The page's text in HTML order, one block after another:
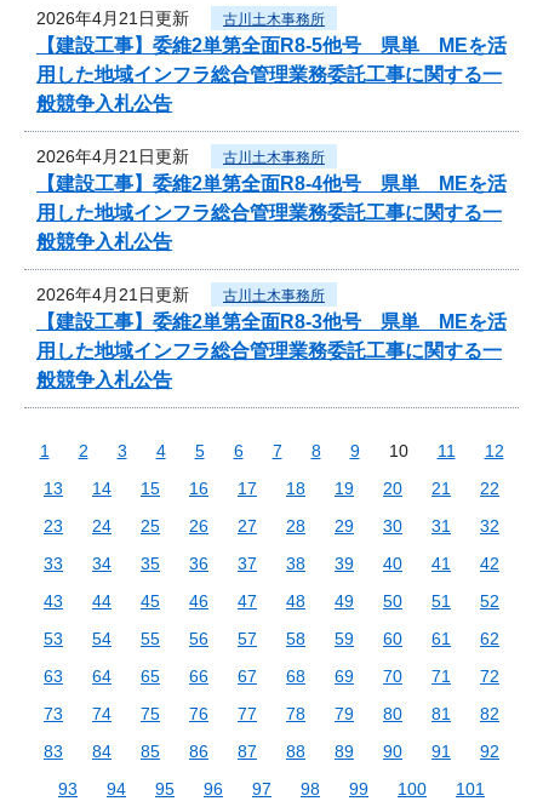
2026年4月21日更新 古川土木事務所
【建設工事】委維2単第全面R8-5他号 県単 MEを活
用した地域インフラ総合管理業務委託工事に関する一
般競争入札公告
2026年4月21日更新 古川土木事務所
【建設工事】委維2単第全面R8-4他号 県単 MEを活
用した地域インフラ総合管理業務委託工事に関する一
般競争入札公告
2026年4月21日更新 古川土木事務所
【建設工事】委維2単第全面R8-3他号 県単 MEを活
用した地域インフラ総合管理業務委託工事に関する一
般競争入札公告
1 2 3 4 5 6 7 8 9 10 11
12
13
14 15 16 17 18 19 20 21
22
23
24 25 26 27 28 29 30 31
32
33
34 35 36 37 38 39 40 41
42
43
44 45 46 47 48 49 50 51
52
53
54 55 56 57 58 59 60 61
62
63
64 65 66 67 68 69 70 71
72
73
74 75 76 77 78 79 80 81
82
83
84 85 86 87 88 89 90 91
92
93
94 95 96 97 98 99 100
101